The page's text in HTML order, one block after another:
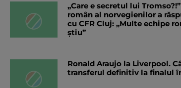
„Care e secretul lui
român al norvegienilor a
cu CFR Cluj: „Multe echipe
știu”
Ronald Araujo la Liverpool.
transferul definitiv la finalul